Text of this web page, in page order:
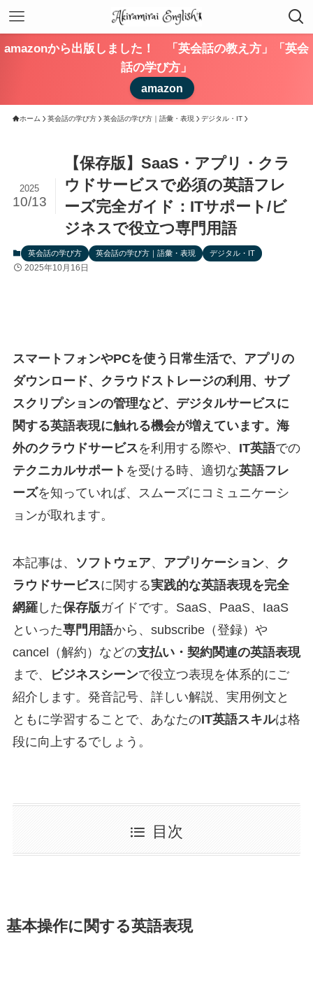
amazonから出版しました！ 「英会話の教え方」「英会
話の学び方」
amazon
ホーム 英会話の学び方 英会話の学び方｜語彙・表現 デジタル・IT
【保存版】SaaS・アプリ・クラ
ウドサービスで必須の英語フレ
ーズ完全ガイド：ITサポート/ビ
ジネスで役立つ専門用語
2025
10/13
英会話の学び方 英会話の学び方｜語彙・表現 デジタル・IT
2025年10月16日
スマートフォンやPCを使う日常生活で、アプリの
ダウンロード、クラウドストレージの利用、サブ
スクリプションの管理など、デジタルサービスに
関する英語表現に触れる機会が増えています。海
外のクラウドサービスを利用する際や、 IT英語での
テクニカルサポート を受ける時、適切な英語フレ
ーズを知っていれば、スムーズにコミュニケーシ
ョンが取れます。
本記事は、 ソフトウェア、 アプリケーション、 ク
ラウドサービスに関する実践的な英語表現を完全
網羅した保存版ガイドです。SaaS、PaaS、IaaS
といった専門用語から、subscribe（登録）や
cancel（解約）などの支払い・契約関連の英語表現
まで、
ビジネスシーンで役立つ表現を体系的にご
紹介します。発音記号、詳しい解説、実用例文と
ともに学習することで、あなたのIT英語スキルは格
段に向上するでしょう。
目次
基本操作に関する英語表現